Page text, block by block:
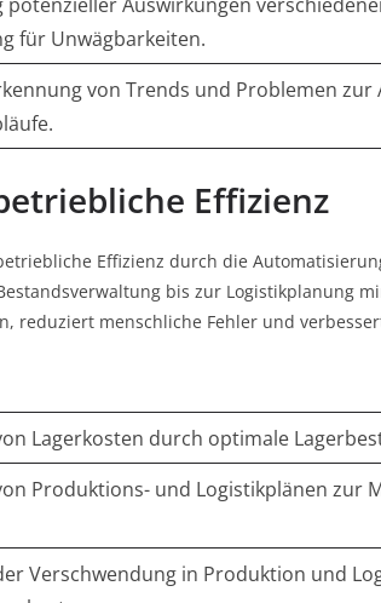
für Unwägbarkeiten.
von Trends und Problemen zur
Effizienz
Effizienz durch die
bis zur Logistikplanung
reduziert menschliche Fehler und
Lagerkosten durch optimale
Produktions- und Logistikplänen zur
Verschwendung in Produktion und